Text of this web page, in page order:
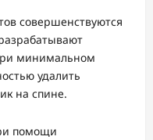
совершенствуются
минимальном
удалить
на спине.
помощи